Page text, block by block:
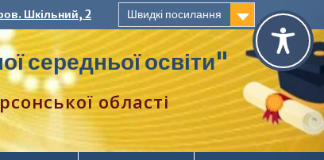
Шкільний, 2 Швидкі посилання
середньої освіти"
області